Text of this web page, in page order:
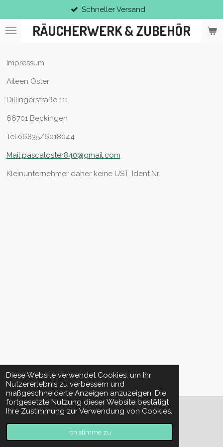
Diese Website verwendet Cookies, um Ihr
Nutzererlebnis zu verbessern und
maßgeschneiderte Anzeigen anzuzeigen. Die
fortgesetzte Nutzung dieser Website bestätigt
Ihre Zustimmung zur Verwendung von Cookies.
Ich stimme zu
Hauptinhalt
springenRÄUCHERWERK & ZUBEHÖR
Schneller Versand
Impressum
Aileen Oster
Dillingerstraße 111
66701 Beckingen
Tel.06835/6018044
Mail.pascaloster840@gmail.com
Kleinunternehmer daher keine UST. Ident.Nr.
© 2023 - 2026 Räucherwerk & Zubehör
Mit Unterstützung von